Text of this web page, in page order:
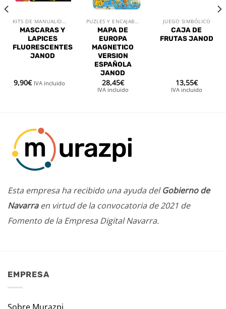
KITS DE MANUALIDADES
MASCARAS Y
LAPICES
FLUORESCENTES
JANOD
9,90€ IVA incluido
PUZLES Y ENCAJABLES
MAPA DE
EUROPA
MAGNETICO
VERSION
ESPAÑOLA
JANOD
28,45€
IVA incluido
JUEGO SIMBÓLICO
CAJA DE
FRUTAS JANOD
13,55€
IVA incluido
Esta empresa ha recibido una ayuda delGobierno de
Navarraen virtud de la convocatoria de 2021 de
Fomento de la Empresa Digital Navarra.
EMPRESA